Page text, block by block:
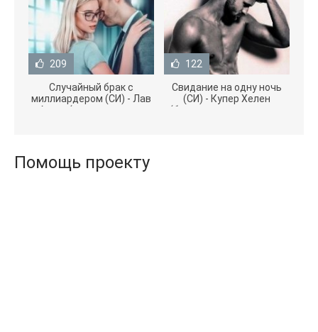
209
Случайный брак с
миллиардером (СИ) - Лав
Агата (полная версия
122
Свидание на одну ночь
(СИ) - Купер Хелен
(бесплатные серии книг
Помощь проекту